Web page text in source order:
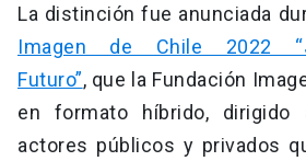
La distinción fue anunciada
Imagen de Chile 2022
Futuro”, que la Fundación
en formato híbrido, dirigido
actores públicos y privados